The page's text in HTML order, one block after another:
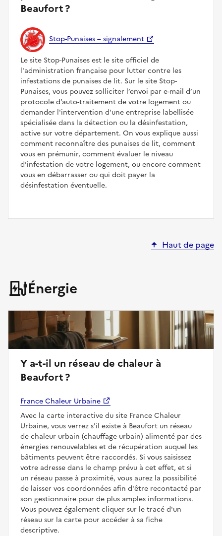
Beaufort ?
Stop-Punaises – signalement
Le site Stop-Punaises est le site officiel de
l'administration française pour lutter contre les
infestations de punaises de lit. Sur le site Stop-
Punaises, vous pouvez solliciter l’envoi par e-mail d’un
protocole d’auto-traitement de votre logement ou
demander l'intervention d'une entreprise labellisée
spécialisée dans la détection ou la désinfestation,
active sur votre département. On vous explique aussi
comment reconnaître des punaises de lit, comment
vous en prémunir, comment évaluer le niveau
d’infestation de votre logement, ou encore comment
vous en débarrasser ou qui doit payer la
désinfestation éventuelle.
Haut de page
Énergie
Y a-t-il un réseau de chaleur à
Beaufort ?
France Chaleur Urbaine
Avec la carte interactive du site France Chaleur
Urbaine, vous verrez s'il existe à Beaufort un réseau
de chaleur urbain (chauffage urbain) alimenté par des
énergies renouvelables et de récupération auquel les
bâtiments peuvent être raccordés. Si vous saisissez
votre adresse dans le champ prévu à cet effet, et si
un réseau passe à proximité, vous aurez la possibilité
de laisser vos coordonnées afin d'être recontacté par
son gestionnaire pour de plus amples informations.
Vous pouvez également cliquer sur le tracé d'un
réseau sur la carte pour accéder à sa fiche
descriptive.